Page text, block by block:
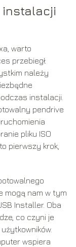
instalacji
warto
przebiegł
należy
instalacji.
pendrive
pliku ISO
pierwszy krok,
mogą nam w tym
Installer. Oba
co czyni je
wspiera